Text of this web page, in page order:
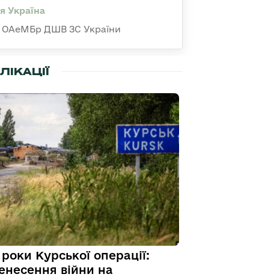
Україна
ОАеМБр ДШВ ЗС України
Курської операції:
війни на